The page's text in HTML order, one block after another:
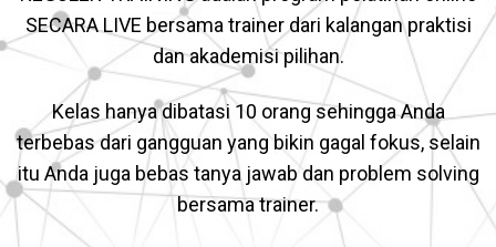
SECARA LIVE bersama trainer dari kalangan praktisi
dan akademisi pilihan.
Kelas hanya dibatasi 10 orang sehingga Anda
terbebas dari gangguan yang bikin gagal fokus, selain
itu Anda juga bebas tanya jawab dan problem solving
bersama trainer.